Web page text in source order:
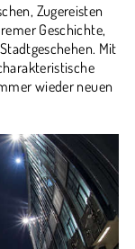
Zugereisten
Geschichte,
Mit
wieder neuen